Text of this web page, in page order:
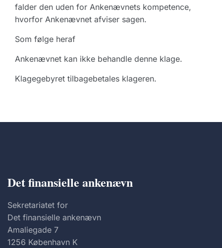
falder den uden for Ankenævnets kompetence,
hvorfor Ankenævnet afviser sagen.
Som følge heraf
Ankenævnet kan ikke behandle denne klage.
Klagegebyret tilbagebetales klageren.
Det finansielle ankenævn
Sekretariatet for
Det finansielle ankenævn
Amaliegade 7
1256 København K